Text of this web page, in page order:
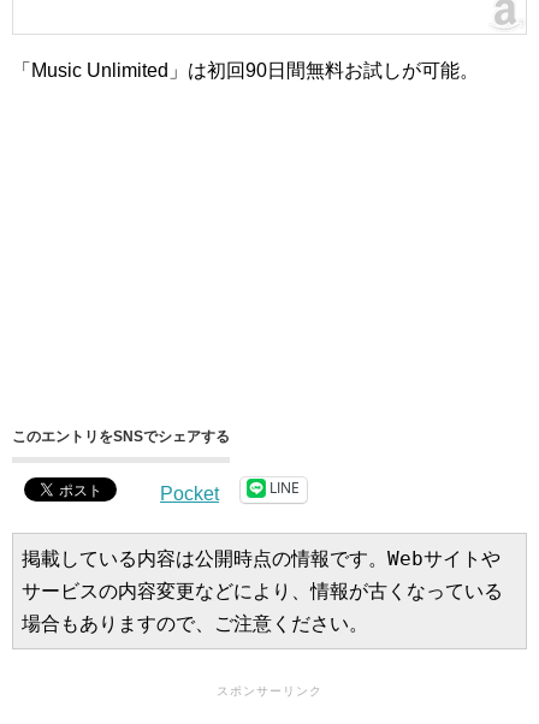
「Music Unlimited」は初回90日間無料お試しが可能。
このエントリをSNSでシェアする
Pocket LINE
掲載している内容は公開時点の情報です。Webサイトや
サービスの内容変更などにより、情報が古くなっている
場合もありますので、ご注意ください。
スポンサーリンク